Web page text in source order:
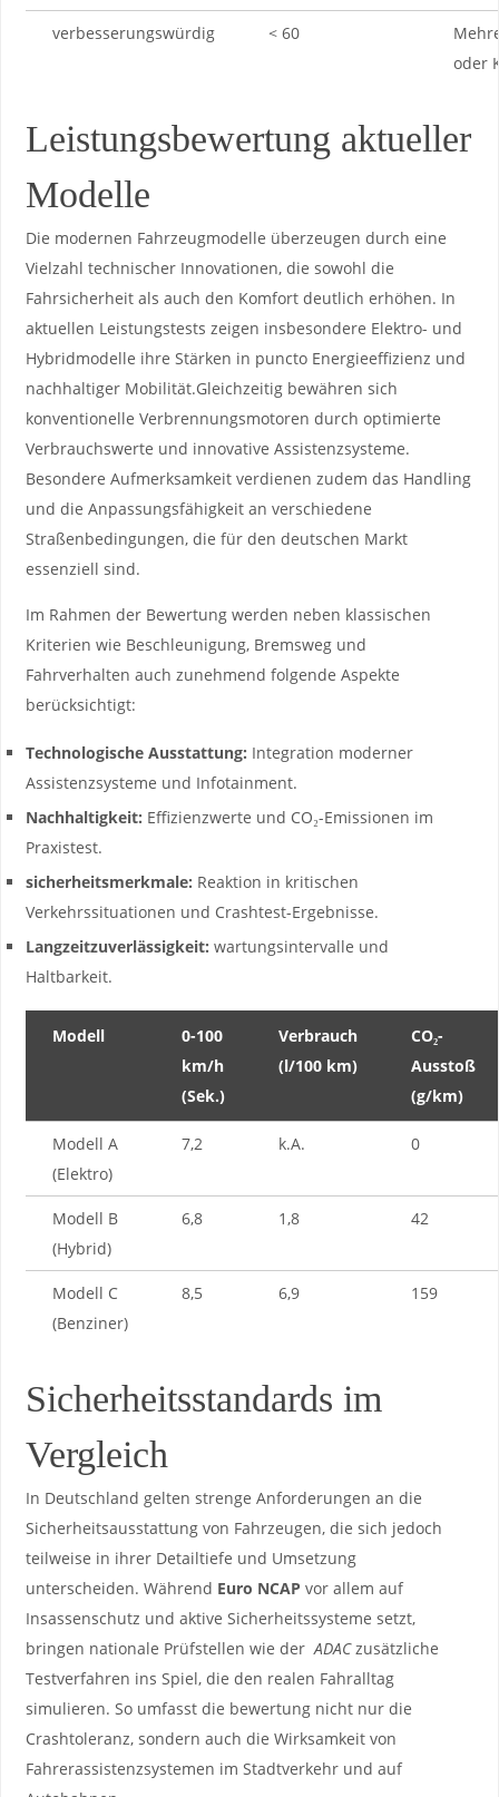
verbesserungswürdig < ​60
oder
Leistungsbewertung ‍aktueller
Modelle
Die modernen Fahrzeugmodelle‌ überzeugen durch eine
‌Vielzahl technischer Innovationen, die ‌sowohl die
Fahrsicherheit als auch den ‍Komfort ⁣deutlich erhöhen. ⁤In
aktuellen Leistungstests zeigen⁢ insbesondere Elektro- und
‌Hybridmodelle‍ ihre⁢ Stärken in puncto Energieeffizienz und
nachhaltiger Mobilität.Gleichzeitig ‍bewähren sich
⁣konventionelle ​Verbrennungsmotoren ⁣durch optimierte
Verbrauchswerte und innovative Assistenzsysteme.
Besondere Aufmerksamkeit⁣ verdienen zudem das Handling
und die Anpassungsfähigkeit an verschiedene
Straßenbedingungen, die für den‌ deutschen Markt
essenziell sind.
Im Rahmen der Bewertung werden neben klassischen
Kriterien wie ‌Beschleunigung,‍ Bremsweg ⁢und⁤
Fahrverhalten auch zunehmend folgende Aspekte
⁤berücksichtigt:
Technologische Ausstattung: Integration moderner
Assistenzsysteme und Infotainment.
Nachhaltigkeit: Effizienzwerte⁣ und⁤ CO₂-Emissionen im
Praxistest.
sicherheitsmerkmale: Reaktion in kritischen
Verkehrssituationen und Crashtest-Ergebnisse.
Langzeitzuverlässigkeit: wartungsintervalle ⁣und⁣
Haltbarkeit.
Modell
0-100
km/h
(Sek.)
Verbrauch
⁣(l/100 ⁣km)
CO₂-
Ausstoß
(g/km)
Modell A
(Elektro)
7,2 k.A. 0
Modell⁤ B
(Hybrid)
6,8 1,8 42
Modell C
⁤(Benziner)
8,5 6,9 159
Sicherheitsstandards im
Vergleich
In‌ Deutschland gelten strenge Anforderungen⁢ an die
⁢Sicherheitsausstattung​ von Fahrzeugen, die sich jedoch⁤
teilweise in ihrer⁣ Detailtiefe und ‍Umsetzung
⁤unterscheiden. ​Während Euro NCAP vor ‌allem auf
Insassenschutz und aktive Sicherheitssysteme setzt,
bringen​ nationale Prüfstellen wie der ​ ADACzusätzliche‌
Testverfahren ⁢ins Spiel, ‌die‌ den​ realen ‌Fahralltag
simulieren. So⁢ umfasst die bewertung nicht‌ nur die
Crashtoleranz, sondern auch die ​Wirksamkeit von
Fahrerassistenzsystemen ‌im⁤ Stadtverkehr und auf